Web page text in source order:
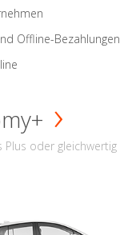
Offline-Bezahlungen
Plus oder gleichwertig